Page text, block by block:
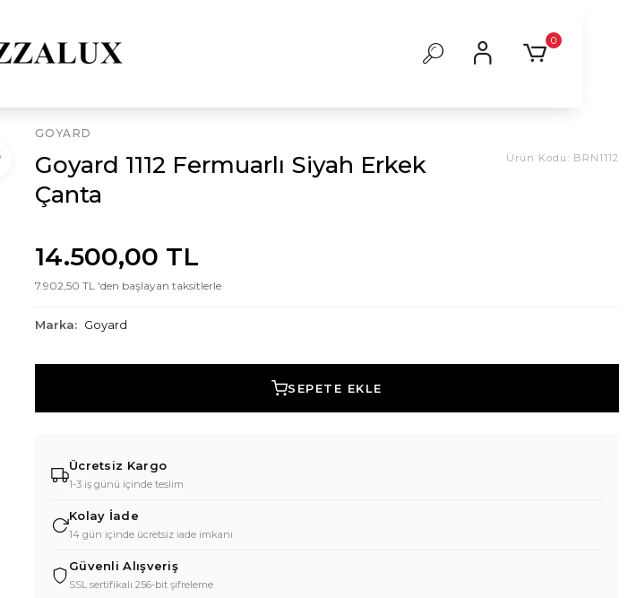
0
GOYARD
Goyard 1112 Fermuarlı Siyah Erkek
Çanta
Ürün Kodu: BRN1112
14.500,00 TL
7.902,50 TL 'den başlayan taksitlerle
Marka: Goyard
SEPETE EKLE
Ücretsiz Kargo
1-3 iş günü içinde teslim
Kolay İade
14 gün içinde ücretsiz iade imkanı
Güvenli Alışveriş
SSL sertifikalı 256-bit şifreleme